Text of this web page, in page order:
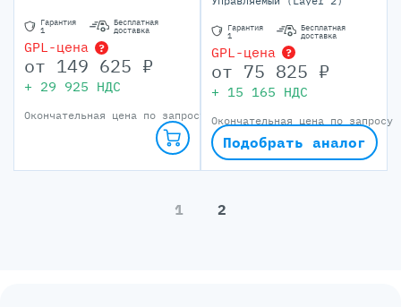
Гарантия
1
Бесплатная
доставка
GPL-цена ?
от 149 625 ₽
+ 29 925 НДС
Окончательная цена по запросу
Гарантия
1
Бесплатная
доставка
GPL-цена ?
от 75 825 ₽
+ 15 165 НДС
Окончательная цена по запросу
Подобрать аналог
1 2